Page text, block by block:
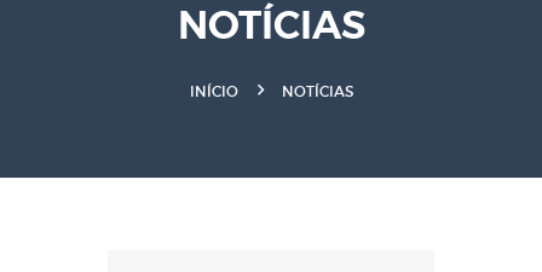
NOTÍCIAS
INÍCIO NOTÍCIAS